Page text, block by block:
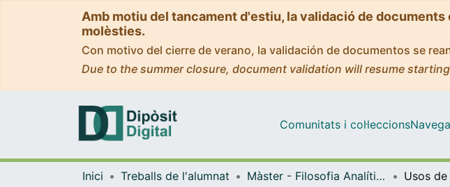
Amb motiu del tancament d'estiu, la validació de
molèsties.
Con motivo del cierre de verano, la validación de documentos se
Due to the summer closure, document validation will resume
Comunitats i col·leccions
Inici Treballs de l'alumnat Màster - Filosofia Analítica (APhil) Usos